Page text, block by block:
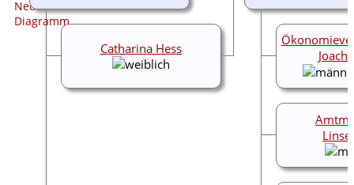
Catharina Hess